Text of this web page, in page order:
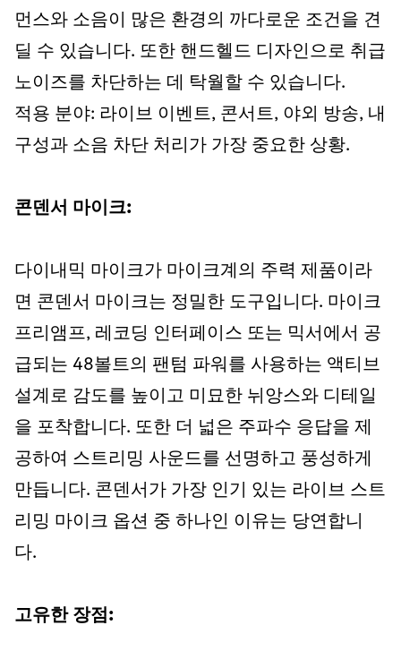
먼스와 소음이 많은 환경의 까다로운 조건을 견
딜 수 있습니다. 또한 핸드헬드 디자인으로 취급
노이즈를 차단하는 데 탁월할 수 있습니다.
적용 분야: 라이브 이벤트, 콘서트, 야외 방송, 내
구성과 소음 차단 처리가 가장 중요한 상황.
콘덴서 마이크:
다이내믹 마이크가 마이크계의 주력 제품이라
면 콘덴서 마이크는 정밀한 도구입니다. 마이크
프리앰프, 레코딩 인터페이스 또는 믹서에서 공
급되는 48볼트의 팬텀 파워를 사용하는 액티브
설계로 감도를 높이고 미묘한 뉘앙스와 디테일
을 포착합니다. 또한 더 넓은 주파수 응답을 제
공하여 스트리밍 사운드를 선명하고 풍성하게
만듭니다. 콘덴서가 가장 인기 있는 라이브 스트
리밍 마이크 옵션 중 하나인 이유는 당연합니
다.
고유한 장점: